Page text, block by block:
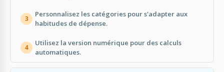
3
Personnalisez les catégories pour s'adapter aux
habitudes de dépense.
4
Utilisez la version numérique pour des calculs
automatiques.